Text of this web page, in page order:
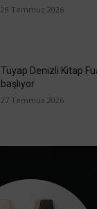
28 Temmuz 2026
Tüyap Denizli Kitap
başlıyor
27 Temmuz 2026